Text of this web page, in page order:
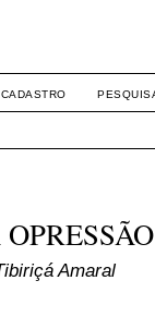
CADASTRO
Amaral